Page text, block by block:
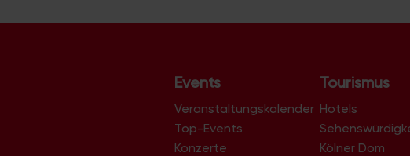
Events
Veranstaltungskalender
Top-Events
Konzerte
Tourismus
Hotels
Kölner Dom